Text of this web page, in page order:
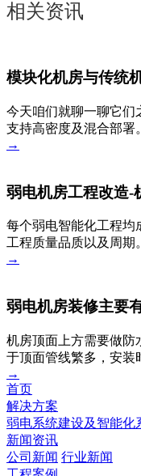
相关资讯
模块化机房与传统
今天咱们就聊一聊它们
支持高密度及混合部署
→
弱电机房工程改造-
每个弱电智能化工程均
工程质量品质以及周期
→
弱电机房装修主要
机房顶面上方需要做防
于顶面管线繁多，安装
→
首页
解决方案
弱电系统建设及智能化
新闻资讯
公司新闻 行业新闻